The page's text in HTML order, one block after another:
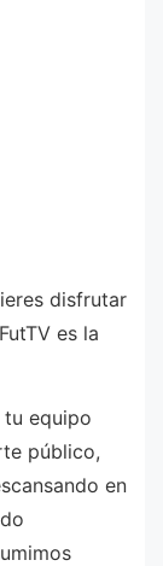
disfrutar
es la
equipo
público,
en